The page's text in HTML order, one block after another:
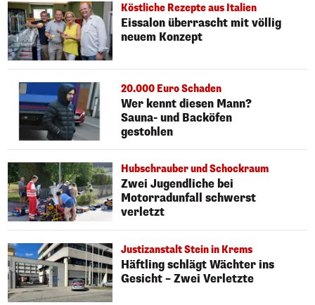
Köstliche Rezepte aus Italien
Eissalon überrascht mit völlig
neuem Konzept
20.000 Euro Schaden
Wer kennt diesen Mann?
Sauna- und Backöfen
gestohlen
Hubschrauber und Schockraum
Zwei Jugendliche bei
Motorradunfall schwerst
verletzt
Justizanstalt Stein in Krems
Häftling schlägt Wächter ins
Gesicht – Zwei Verletzte